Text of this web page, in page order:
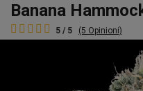
Banana
5 / 5 (5 Opinioni)